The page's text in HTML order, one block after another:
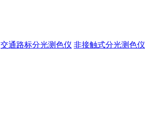
交通路标分光测色仪 非接触式分光测色仪